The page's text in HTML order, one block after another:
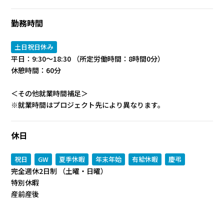
勤務時間
土日祝日休み
平日：9:30～18:30 （所定労働時間：8時間0分）
休憩時間：60分
＜その他就業時間補足＞
※就業時間はプロジェクト先により異なります。
休日
祝日 GW 夏季休暇 年末年始 有給休暇 慶弔
完全週休2日制 （土曜・日曜）
特別休暇
産前産後